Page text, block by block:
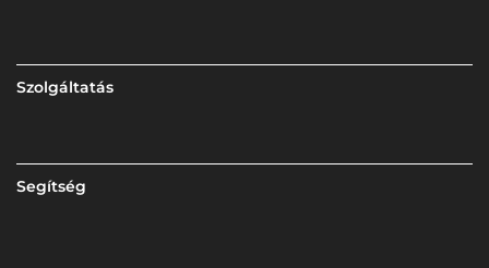
Szolgáltatás
Segítség